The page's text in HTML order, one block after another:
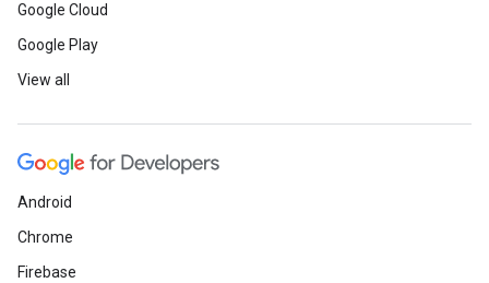
Google Cloud
Google Play
View all
Android
Chrome
Firebase